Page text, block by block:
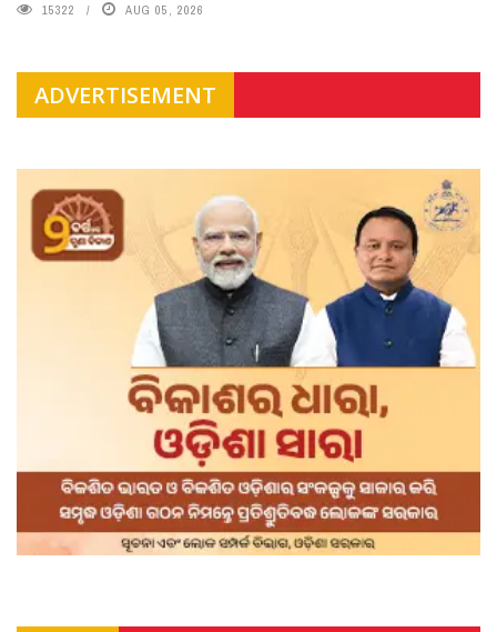
15322 AUG 05, 2026
ADVERTISEMENT